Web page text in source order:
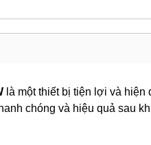
là một thiết bị tiện lợi và
chóng và hiệu quả sau